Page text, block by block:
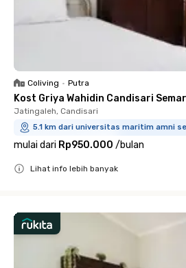
Coliving • Putra
Kost Griya Wahidin Candisari
Jatingaleh, Candisari
5.1 km dari universitas maritim amni
mulai dari Rp950.000 /bulan
Lihat info lebih banyak